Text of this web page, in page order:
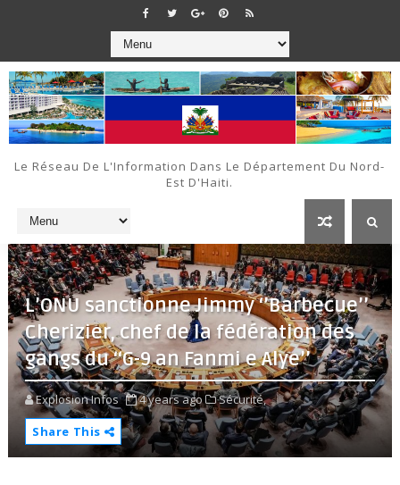
Le Réseau De L'Information Dans Le Département Du Nord-
Est D'Haiti.
L’ONU sanctionne Jimmy ‘’Barbecue’’
Cherizier, chef de la fédération des
gangs du ‘‘G-9 an Fanmi e Alye’’
Explosion Infos 4 years ago
Sécurité,
Share This